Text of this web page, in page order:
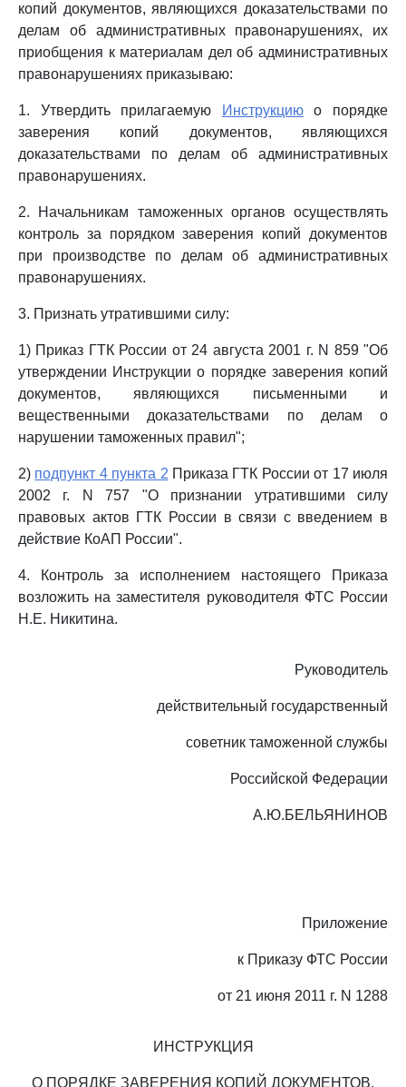
копий документов, являющихся доказательствами по
делам об административных правонарушениях, их
приобщения к материалам дел об административных
правонарушениях приказываю:
1. Утвердить прилагаемую Инструкциюо порядке
заверения копий документов, являющихся
доказательствами по делам об административных
правонарушениях.
2. Начальникам таможенных органов осуществлять
контроль за порядком заверения копий документов
при производстве по делам об административных
правонарушениях.
3. Признать утратившими силу:
1) Приказ ГТК России от 24 августа 2001 г. N 859 "Об
утверждении Инструкции о порядке заверения копий
документов, являющихся письменными и
вещественными доказательствами по делам о
нарушении таможенных правил";
2) подпункт 4 пункта 2 Приказа ГТК России от 17 июля
2002 г. N 757 "О признании утратившими силу
правовых актов ГТК России в связи с введением в
действие КоАП России".
4. Контроль за исполнением настоящего Приказа
возложить на заместителя руководителя ФТС России
Н.Е. Никитина.
Руководитель
действительный государственный
советник таможенной службы
Российской Федерации
А.Ю.БЕЛЬЯНИНОВ
Приложение
к Приказу ФТС России
от 21 июня 2011 г. N 1288
ИНСТРУКЦИЯ
О ПОРЯДКЕ ЗАВЕРЕНИЯ КОПИЙ ДОКУМЕНТОВ,